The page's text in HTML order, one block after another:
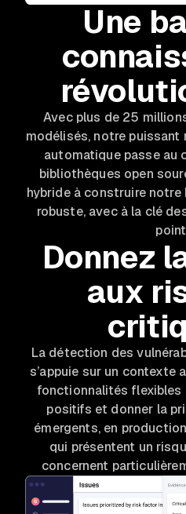
Une
Avec plus de 25
modélisés, notre puissant
automatique passe au
bibliothèques open
hybride à construire
robuste, avec à la clé
Donnez
aux
La détection des
s’appuie sur un contexte
fonctionnalités flexibles
positifs et donner la
émergents, en
qui présentent un
concernent